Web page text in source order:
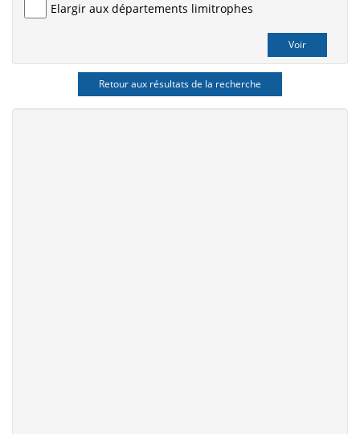
Elargir aux départements limitrophes
Retour aux résultats de la recherche